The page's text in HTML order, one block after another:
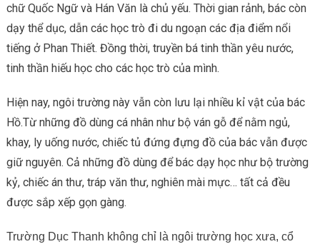
chữ Quốc Ngữ và Hán Văn là chủ yếu. Thời gian rảnh, bác còn
dạy thể dục, dẫn các học trò đi du ngoạn các địa điểm nổi
tiếng ở Phan Thiết. Đồng thời, truyền bá tinh thần yêu nước,
tinh thần hiếu học cho các học trò của mình.
Hiện nay, ngôi trường này vẫn còn lưu lại nhiều kỉ vật của bác
Hồ.Từ những đồ dùng cá nhân như bộ ván gỗ để nằm ngủ,
khay, ly uống nước, chiếc tủ đứng đựng đồ của bác vẫn được
giữ nguyên. Cả những đồ dùng để bác dạy học như bộ trường
kỷ, chiếc án thư, tráp văn thư, nghiên mài mực… tất cả đều
được sắp xếp gọn gàng.
Trường Dục Thanh không chỉ là ngôi trường học xưa, cổ